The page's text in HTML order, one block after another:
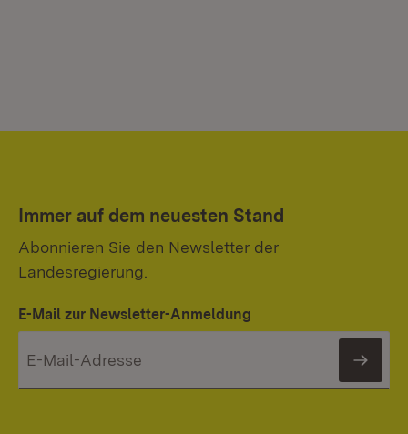
Immer auf dem neuesten Stand
Abonnieren Sie den Newsletter der
Landesregierung.
E-Mail zur Newsletter-Anmeldung